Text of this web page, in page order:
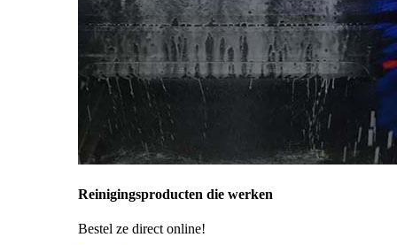
Reinigingsproducten die werken
Bestel ze direct online!